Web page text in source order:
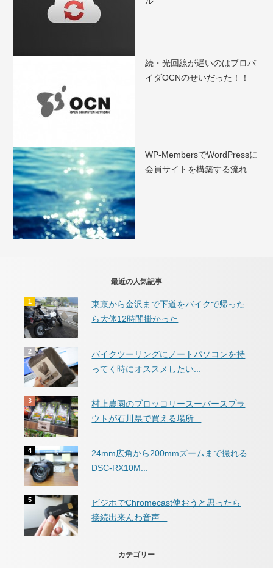
続・光回線が遅いのはプロバ
イダOCNのせいだった！！
WP-MembersでWordPressに
会員サイトを構築する流れ
最近の人気記事
東京から金沢まで下道をバイクで帰った
ら大体12時間掛かった
バイクツーリングにノートパソコンを持
ってく時にオススメしたい...
村上農園のブロッコリースーパースプラ
ウトが石川県で買える場所...
24mm広角から200mmズームまで撮れる
DSC-RX10M...
ビジホでChromecast使おうと思ったら
接続出来んわ音声...
カテゴリー